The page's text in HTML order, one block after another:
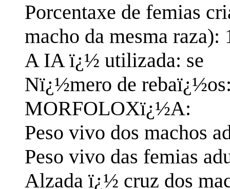
Porcentaxe de femias
macho da mesma raza):
A IA ï¿½ utilizada: se
Nï¿½mero de
MORFOLOXï¿½A:
Peso vivo dos machos
Peso vivo das femias
Alzada ï¿½ cruz dos